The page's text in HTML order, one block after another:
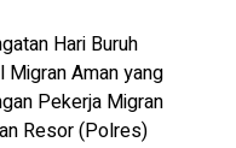
Hari Buruh
Migran Aman yang
Pekerja Migran
Resor (Polres)